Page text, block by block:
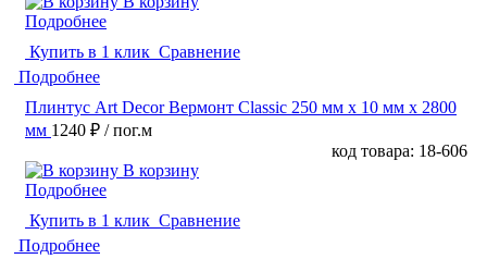
Подробнее
Купить в 1 клик Сравнение
Подробнее
Плинтус Art Decor Вермонт Classic 250 мм х 10 мм х 2800
мм 1240 ₽ / пог.м
код товара: 18-606
В корзину
Подробнее
Купить в 1 клик Сравнение
Подробнее